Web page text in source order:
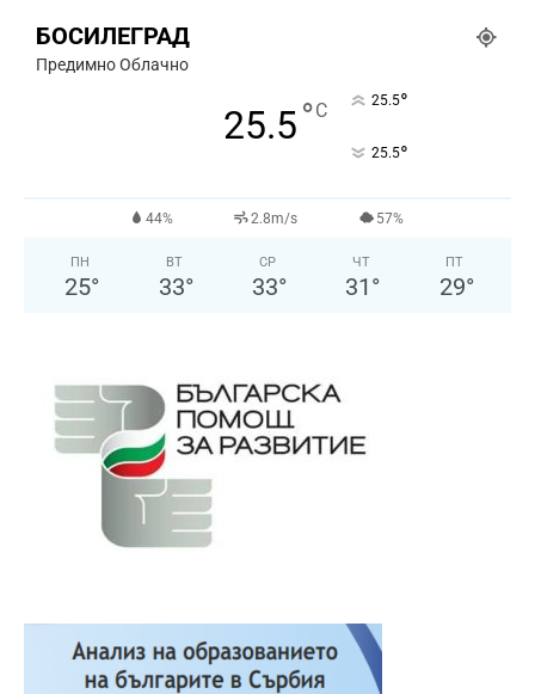
БОСИЛЕГРАД
Предимно Облачно
25.5°C 25.5°
25.5°
44% 2.8m/s 57%
ПН
25°
ВТ
33°
СР
33°
ЧТ
31 °
ПТ
29°